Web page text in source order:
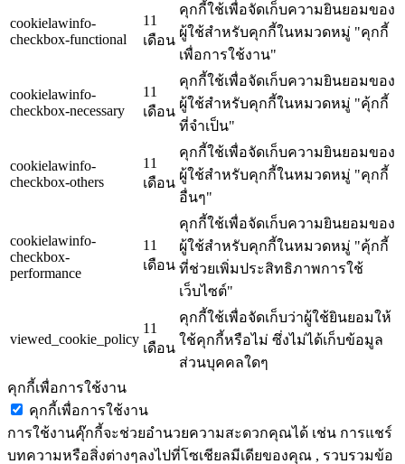
cookielawinfo-
checkbox-functional
11
เดือน
คุกกี้ใช้เพื่อจัดเก็บความยินยอมของ
ผู้ใช้สำหรับคุกกี้ในหมวดหมู่ "คุกกี้
เพื่อการใช้งาน"
cookielawinfo-
checkbox-necessary
11
เดือน
คุกกี้ใช้เพื่อจัดเก็บความยินยอมของ
ผู้ใช้สำหรับคุกกี้ในหมวดหมู่ "คุ้กกี้
ที่จำเป็น"
cookielawinfo-
checkbox-others
11
เดือน
คุกกี้ใช้เพื่อจัดเก็บความยินยอมของ
ผู้ใช้สำหรับคุกกี้ในหมวดหมู่ "คุกกี้
อื่นๆ"
cookielawinfo-
checkbox-
performance
11
เดือน
คุกกี้ใช้เพื่อจัดเก็บความยินยอมของ
ผู้ใช้สำหรับคุกกี้ในหมวดหมู่ "คุ้กกี้
ที่ช่วยเพิ่มประสิทธิภาพการใช้
เว็บไซต์"
viewed_cookie_policy
11
เดือน
คุกกี้ใช้เพื่อจัดเก็บว่าผู้ใช้ยินยอมให้
ใช้คุกกี้หรือไม่ ซึ่งไม่ได้เก็บข้อมูล
ส่วนบุคคลใดๆ
คุกกี้เพื่อการใช้งาน
คุกกี้เพื่อการใช้งาน
การใช้งานคุ๊กกี้จะช่วยอำนวยความสะดวกคุณได้ เช่น การแชร์
บทความหรือสิ่งต่างๆลงไปที่โซเชียลมีเดียของคุณ , รวบรวมข้อ